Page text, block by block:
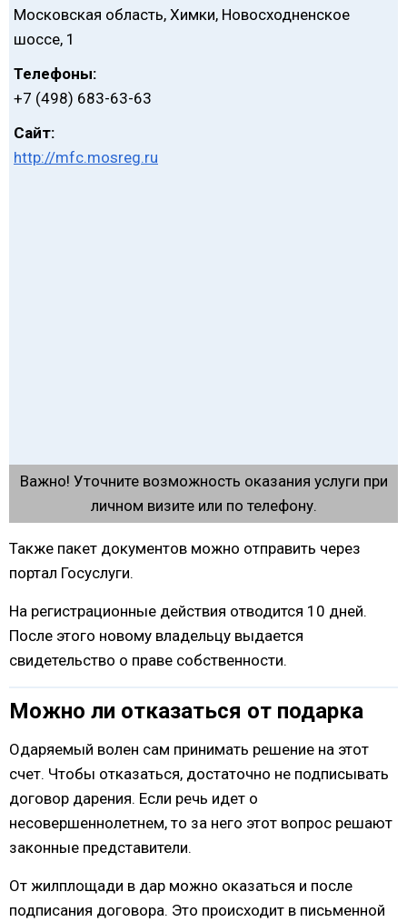
Московская область, Химки, Новосходненское
шоссе, 1
Телефоны:
+7 (498) 683-63-63
Сайт:
http://mfc.mosreg.ru
Важно! Уточните возможность оказания услуги при
личном визите или по телефону.
Также пакет документов можно отправить через
портал Госуслуги.
На регистрационные действия отводится 10 дней.
После этого новому владельцу выдается
свидетельство о праве собственности.
Можно ли отказаться от подарка
Одаряемый волен сам принимать решение на этот
счет. Чтобы отказаться, достаточно не подписывать
договор дарения. Если речь идет о
несовершеннолетнем, то за него этот вопрос решают
законные представители.
От жилплощади в дар можно оказаться и после
подписания договора. Это происходит в письменной